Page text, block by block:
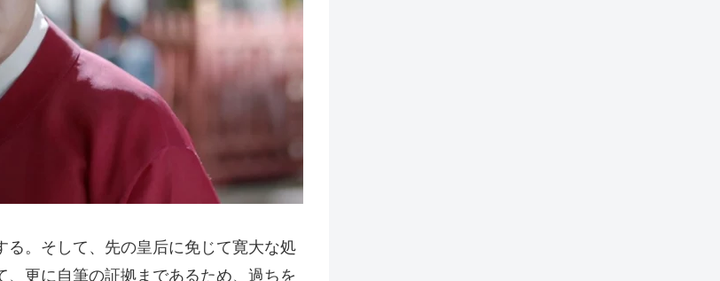
。そして、先の皇后に免じて寛大な処
更に自筆の証拠まであるため、過ちを